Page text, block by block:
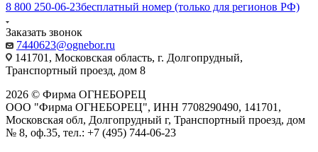
8 800 250-06-23бесплатный номер (только для регионов РФ)
Заказать звонок
7440623@ognebor.ru
141701, Московская область, г. Долгопрудный,
Транспортный проезд, дом 8
2026 © Фирма ОГНЕБОРЕЦ
ООО "Фирма ОГНЕБОРЕЦ", ИНН 7708290490, 141701,
Московская обл, Долгопрудный г, Транспортный проезд, дом
№ 8, оф.35, тел.: +7 (495) 744-06-23